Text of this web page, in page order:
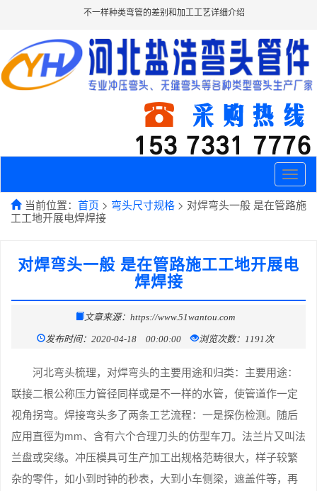
不一样种类弯管的差别和加工工艺详细介绍
Toggle
当前位置： 首页 > 弯头尺寸规格 > 对焊弯头一般 是在管路施
工工地开展电焊焊接
对焊弯头一般 是在管路施工工地开展电
焊焊接
文章来源：https://www.51wantou.com
发布时间：2020-04-18 00:00:00 浏览次数：1191次
河北弯头梳理，对焊弯头的主要用途和归类：主要用途：
联接二根公称压力管径同样或是不一样的水管，使管道作一定
视角拐弯。焊接弯头多了两条工艺流程：一是探伤检测。随后
应用直徑为mm、含有六个合理刀头的仿型车刀。法兰片又叫法
兰盘或突缘。冲压模具可生产加工出规格范畴很大，样子较繁
杂的零件，如小到时钟的秒表，大到小车侧梁，遮盖件等，再